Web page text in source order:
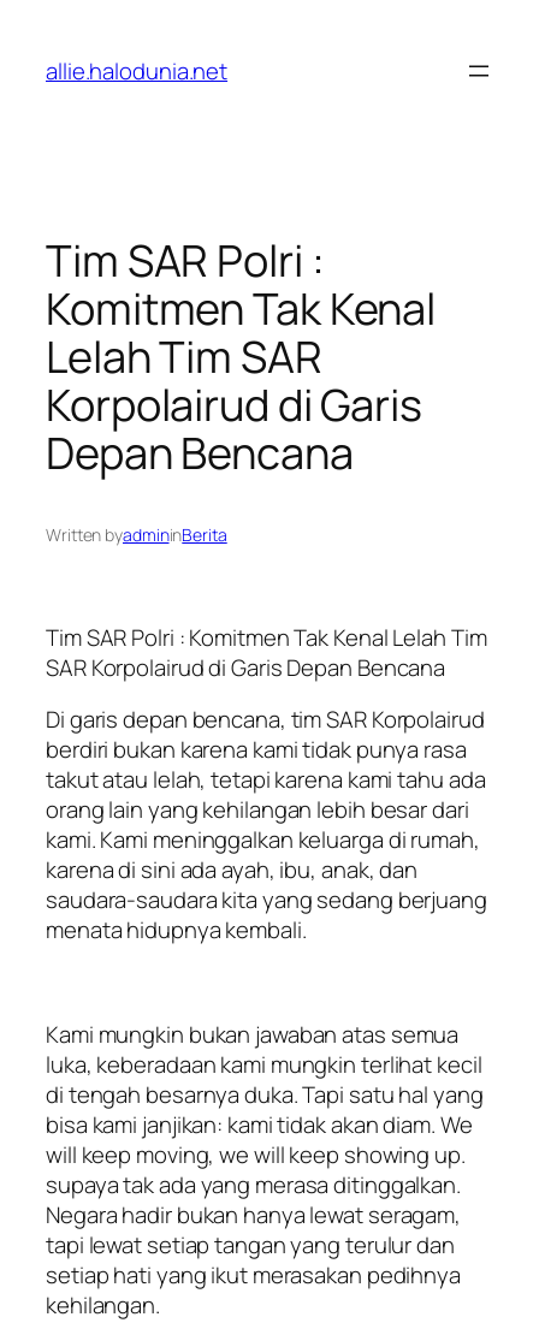
konten
allie.halodunia.net
Tim SAR Polri :
Komitmen Tak Kenal
Lelah Tim SAR
Korpolairud di Garis
Depan Bencana
Written byadmininBerita
Tim SAR Polri : Komitmen Tak Kenal Lelah Tim
SAR Korpolairud di Garis Depan Bencana
Di garis depan bencana, tim SAR Korpolairud
berdiri bukan karena kami tidak punya rasa
takut atau lelah, tetapi karena kami tahu ada
orang lain yang kehilangan lebih besar dari
kami. Kami meninggalkan keluarga di rumah,
karena di sini ada ayah, ibu, anak, dan
saudara-saudara kita yang sedang berjuang
menata hidupnya kembali.
Kami mungkin bukan jawaban atas semua
luka, keberadaan kami mungkin terlihat kecil
di tengah besarnya duka. Tapi satu hal yang
bisa kami janjikan: kami tidak akan diam. We
will keep moving, we will keep showing up.
supaya tak ada yang merasa ditinggalkan.
Negara hadir bukan hanya lewat seragam,
tapi lewat setiap tangan yang terulur dan
setiap hati yang ikut merasakan pedihnya
kehilangan.